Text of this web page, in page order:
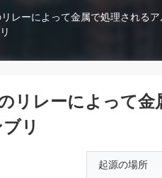
レーによって金属で処理される
リレーによって
リ
起源の場所